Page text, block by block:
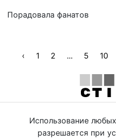
Порадовала фанатов
‹ 1 2 ... 5 10
Использование
разрешается при